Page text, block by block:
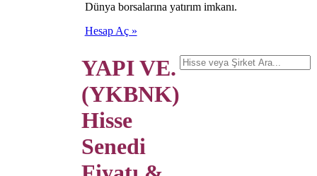
Dünya borsalarına yatırım imkanı.
Hesap Aç »
YAPI VE.
(YKBNK)
Hisse
Senedi